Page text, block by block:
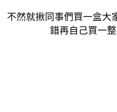
不然就揪同事們買一盒大
錯再自己買一